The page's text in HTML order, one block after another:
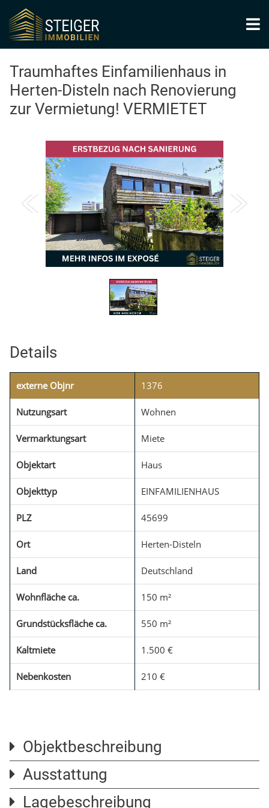
Traumhaftes Einfamilienhaus in
Herten-Disteln nach Renovierung
zur Vermietung! VERMIETET
Details
externe Objnr 1376
Nutzungsart Wohnen
Vermarktungsart Miete
Objektart Haus
Objekttyp EINFAMILIENHAUS
PLZ 45699
Ort Herten-Disteln
Land Deutschland
Wohnfläche ca. 150 m²
Grundstücksfläche ca. 550 m²
Kaltmiete 1.500 €
Nebenkosten 210 €
Objektbeschreibung
Traumhaftes Einfamilienhaus nach Renovierung zur
Vermietung - mit Terrasse, Balkon, Garten und
Ausstattung
Lagebeschreibung